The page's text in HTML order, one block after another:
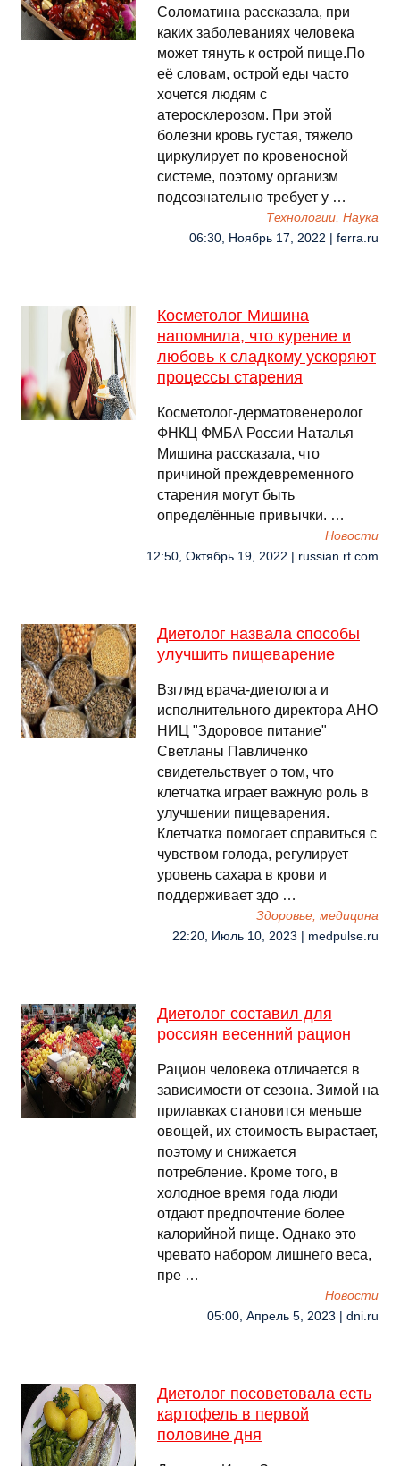
Соломатина рассказала, при
каких заболеваниях человека
может тянуть к острой пище.По
её словам, острой еды часто
хочется людям с
атеросклерозом. При этой
болезни кровь густая, тяжело
циркулирует по кровеносной
системе, поэтому организм
подсознательно требует у …
Технологии, Наука
06:30, Ноябрь 17, 2022 | ferra.ru
Косметолог Мишина
напомнила, что курение и
любовь к сладкому ускоряют
процессы старения
Косметолог-дерматовенеролог
ФНКЦ ФМБА России Наталья
Мишина рассказала, что
причиной преждевременного
старения могут быть
определённые привычки. …
Новости
12:50, Октябрь 19, 2022 | russian.rt.com
Диетолог назвала способы
улучшить пищеварение
Взгляд врача-диетолога и
исполнительного директора АНО
НИЦ "Здоровое питание"
Светланы Павличенко
свидетельствует о том, что
клетчатка играет важную роль в
улучшении пищеварения.
Клетчатка помогает справиться с
чувством голода, регулирует
уровень сахара в крови и
поддерживает здо …
Здоровье, медицина
22:20, Июль 10, 2023 | medpulse.ru
Диетолог составил для
россиян весенний рацион
Рацион человека отличается в
зависимости от сезона. Зимой на
прилавках становится меньше
овощей, их стоимость вырастает,
поэтому и снижается
потребление. Кроме того, в
холодное время года люди
отдают предпочтение более
калорийной пище. Однако это
чревато набором лишнего веса,
пре …
Новости
05:00, Апрель 5, 2023 | dni.ru
Диетолог посоветовала есть
картофель в первой
половине дня